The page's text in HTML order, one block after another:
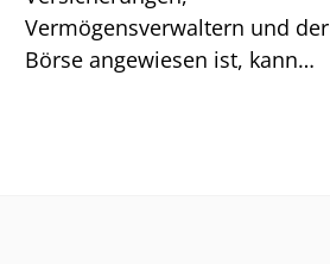
Vermögensverwaltern und der
Börse angewiesen ist, kann